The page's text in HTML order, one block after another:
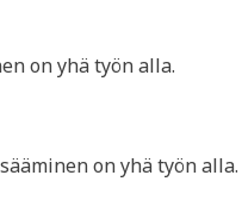
on yhä työn alla.
on yhä työn alla.